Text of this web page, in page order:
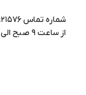
شماره تماس ۳۴۹۲۱۵۷۶-۰۲۶
از ساعت ۹ صبح الی ۶ عصر پاسخگوی شما هستیم.